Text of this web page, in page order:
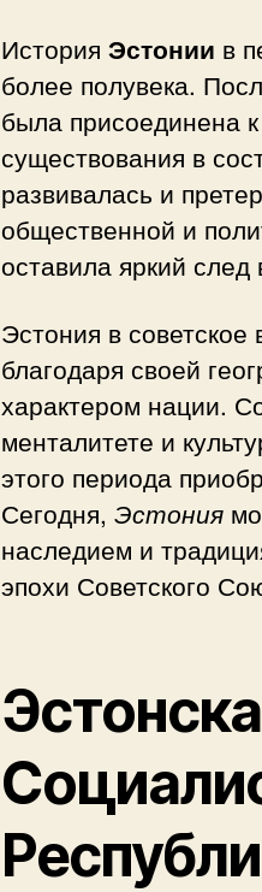
История Эстонии в
более полувека.
была присоединена к
существования в
развивалась и
общественной и
оставила яркий след
Эстония в
благодаря своей
характером нации.
менталитете и
этого периода
Сегодня, Эстония
наследием и
эпохи Советского